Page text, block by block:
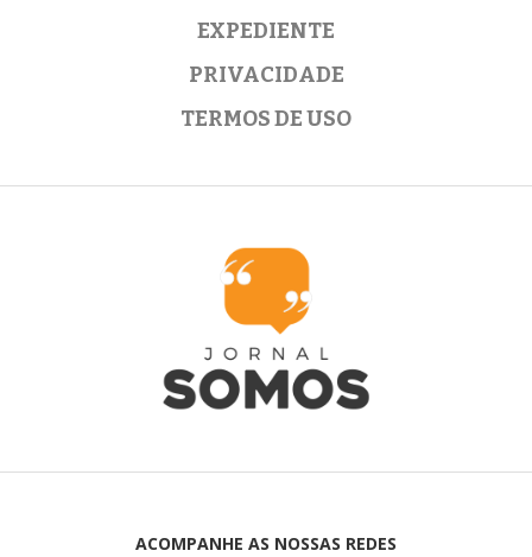
EXPEDIENTE
PRIVACIDADE
TERMOS DE USO
ACOMPANHE AS NOSSAS REDES